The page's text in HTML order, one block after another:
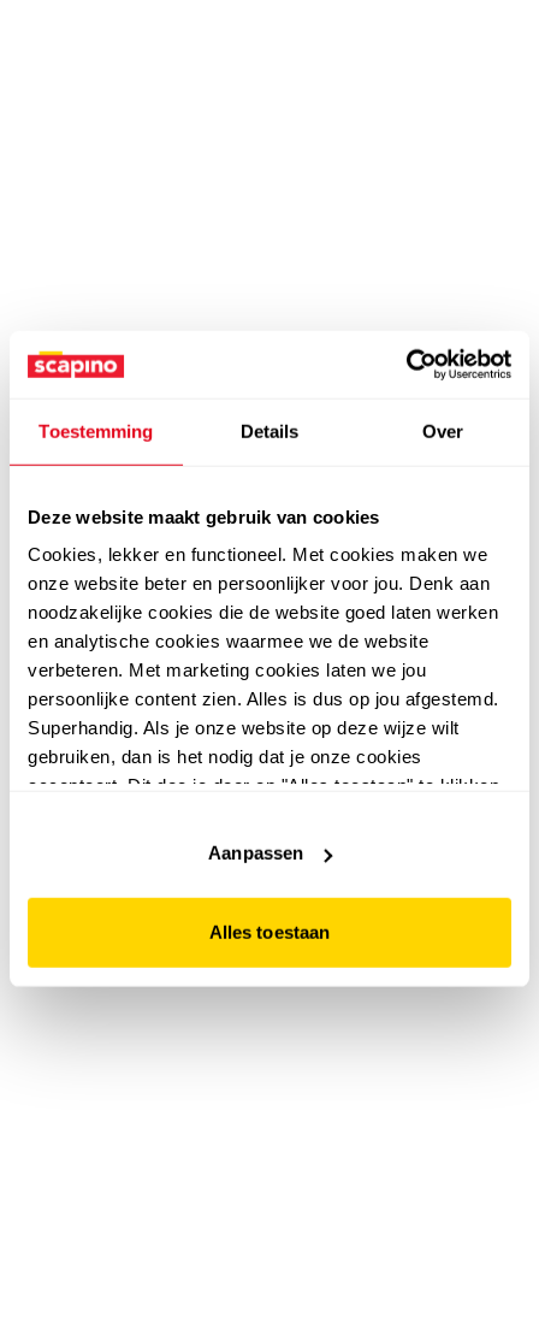
Toestemming Details Over
Deze website maakt gebruik van cookies
Cookies, lekker en functioneel. Met cookies maken we
onze website beter en persoonlijker voor jou. Denk aan
noodzakelijke cookies die de website goed laten werken
en analytische cookies waarmee we de website
verbeteren. Met marketing cookies laten we jou
persoonlijke content zien. Alles is dus op jou afgestemd.
Superhandig. Als je onze website op deze wijze wilt
gebruiken, dan is het nodig dat je onze cookies
accepteert. Dit doe je door op "Alles toestaan" te klikken.
website niet optimaal functioneert.
Aanpassen
Alles toestaan